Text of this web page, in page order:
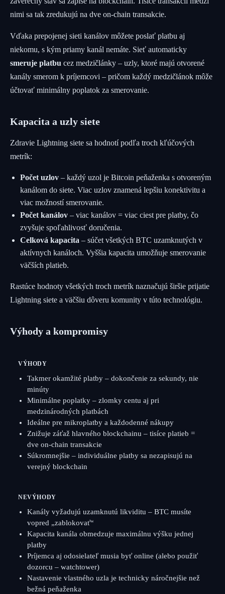
nimi sa tak zredukujú na dve on-chain transakcie.
Vďaka prepojenej sieti kanálov môžete poslať platbu aj
niekomu, s kým priamy kanál nemáte. Sieť automaticky
smeruje platbu cez medzičlánky – uzly, ktoré majú otvorené
kanály smerom k príjemcovi – pričom každý medzičlánok môže
účtovať minimálny poplatok za smerovanie.
Kapacita a uzly siete
Zdravie Lightning siete sa hodnotí podľa troch kľúčových
metrík:
Počet uzlov – každý uzol je Bitcoin peňaženka s otvoreným
kanálom do siete. Viac uzlov znamená lepšiu konektivitu a
viac možností smerovanie.
Počet kanálov – viac kanálov = viac ciest pre platby, čo
zvyšuje spoľahlivosť doručenia.
Celková kapacita – súčet všetkých BTC uzamknutých v
aktívnych kanáloch. Vyššia kapacita umožňuje smerovanie
väčších platieb.
Rastúce hodnoty všetkých troch metrík naznačujú širšie prijatie
Lightning siete a väčšiu dôveru komunity v túto technológiu.
Výhody a kompromisy
VÝHODY
Takmer okamžité platby – dokončenie za sekundy, nie
minúty
Minimálne poplatky – zlomky centu aj pri
medzinárodných platbách
Ideálne pre mikroplatby a každodenné nákupy
Znižuje záťaž hlavného blockchainu – tisíce platieb =
dve on-chain transakcie
Súkromnejšie – individuálne platby sa nezapisujú na
verejný blockchain
NEVÝHODY
Kanály vyžadujú uzamknutú likviditu – BTC musíte
vopred „zablokovať“
Kapacita kanála obmedzuje maximálnu výšku jednej
platby
Príjemca aj odosielateľ musia byť online (alebo použiť
dozorcu – watchtower)
Nastavenie vlastného uzla je technicky náročnejšie než
bežná peňaženka